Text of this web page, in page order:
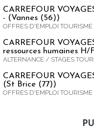
CARREFOUR
- (Vannes (56))
OFFRES D'EMPLOI TOURISME
CARREFOUR
ressources humaines
ALTERNANCE / STAGES
CARREFOUR
(St Brice (77))
OFFRES D'EMPLOI TOURISME